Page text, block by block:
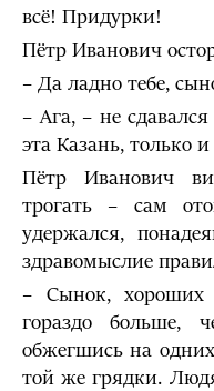
всё! Придурки!
Пётр Иванович
– Да ладно тебе,
– Ага, – не
эта Казань, только
Пётр Иванович
трогать – сам
удержался,
здравомыслие
– Сынок,
гораздо больше,
обжегшись на
той же грядки.